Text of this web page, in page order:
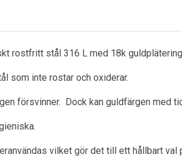
rostfritt stål 316 L med 18k
som inte rostar och oxiderar.
försvinner. Dock kan guldfärgen med
vilket gör det till ett hållbart val